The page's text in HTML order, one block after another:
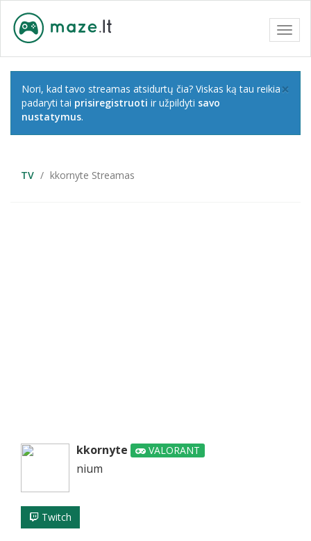
×
Nori, kad tavo streamas atsidurtų čia? Viskas ką tau reikia
padaryti tai prisiregistruoti ir užpildyti savo
nustatymus.
TV kkornyte Streamas
kkornyte VALORANT
nium
Twitch